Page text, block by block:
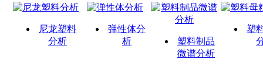
尼龙塑料
分析
弹性体分
析
塑料制品
微谱分析
塑